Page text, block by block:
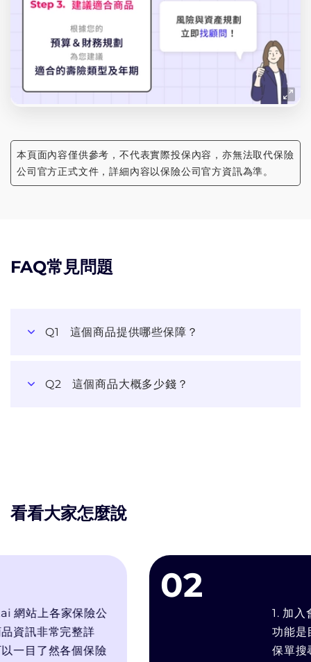
本頁面內容僅供參考，不代表實際投保內容，亦無法取代保險
公司官方正式文件，詳細內容以保險公司官方資訊為準。
FAQ常見問題
Q1 這個商品提供哪些保障？
Q2 這個商品大概多少錢？
看看大家怎麼說
各家保險公
常完整詳
然各個保險
02
1. 加入會員
功能是目前
保單搜尋引